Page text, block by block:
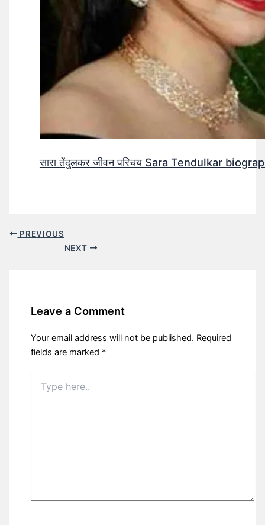
सारा तेंदुलकर जीवन परिचय Sara Tendulkar
PREVIOUS
NEXT
Leave a Comment
Your email address will not be published. Required
fields are marked *
here..